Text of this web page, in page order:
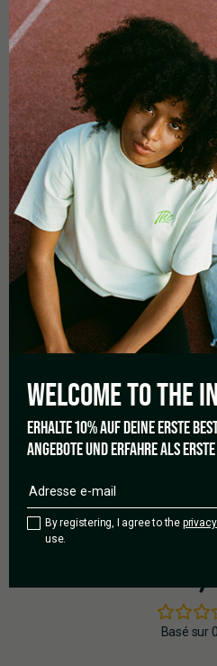
Ingrédients :
Extrait de chanvre, terpènes
Teneur en cannabinoïdes : 850
CBD : 70
CBG : 15
CBDV : 0,2-0,5
THC : <0.2%
Profil de saveur : Arôme naturel
Design : Bobine en céramique
en verre
Capacité : 1 ml
Filetage : 510
Basé sur
WELCOME TO THE
ERHALTE 10% AUF DEINE ERSTE
ANGEBOTE UND ERFAHRE ALS
By registering, I agree to the
use.